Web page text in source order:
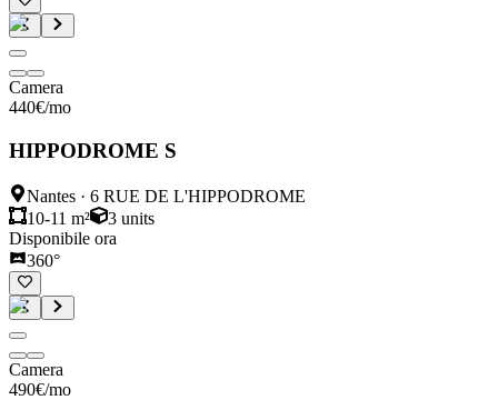
Camera
440€/mo
HIPPODROME S
Nantes · 6 RUE DE L'HIPPODROME
10-11 m²
3 units
Disponibile ora
360°
Camera
490€/mo